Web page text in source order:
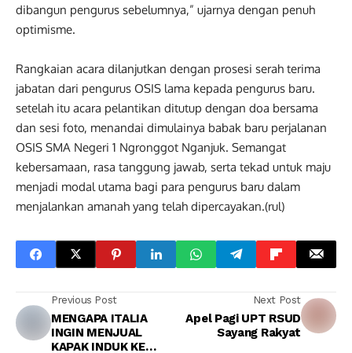
dibangun pengurus sebelumnya,” ujarnya dengan penuh
optimisme.
Rangkaian acara dilanjutkan dengan prosesi serah terima
jabatan dari pengurus OSIS lama kepada pengurus baru.
setelah itu acara pelantikan ditutup dengan doa bersama
dan sesi foto, menandai dimulainya babak baru perjalanan
OSIS SMA Negeri 1 Ngronggot Nganjuk. Semangat
kebersamaan, rasa tanggung jawab, serta tekad untuk maju
menjadi modal utama bagi para pengurus baru dalam
menjalankan amanah yang telah dipercayakan.(rul)
Previous Post
MENGAPA ITALIA
INGIN MENJUAL
KAPAK INDUK KE
Next Post
Apel Pagi UPT RSUD
Sayang Rakyat